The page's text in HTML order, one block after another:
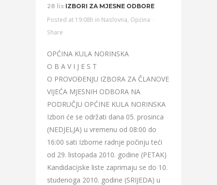
28 lis IZBORI ZA MJESNE ODBORE
Posted at 19:08h in Naslovna, Općina
Share
OPĆINA KULA NORINSKA
O B A V I J E S T
O PROVOĐENJU IZBORA ZA ČLANOVE
VIJEĆA MJESNIH ODBORA NA
PODRUČJU OPĆINE KULA NORINSKA
Izbori će se održati dana 05. prosinca
(NEDJELJA) u vremenu od 08:00 do
16:00 sati Izborne radnje počinju teći
od 29. listopada 2010. godine (PETAK)
Kandidacijske liste zaprimaju se do 10.
studenoga 2010. godine (SRIJEDA) u